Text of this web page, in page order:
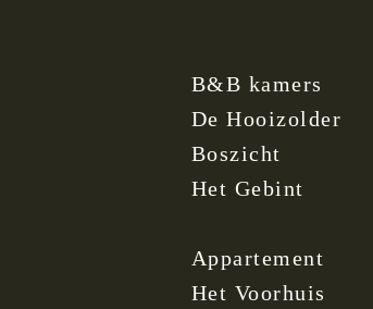
B&B kamers
De Hooizolder
Boszicht
Het Gebint
Appartement
Het Voorhuis